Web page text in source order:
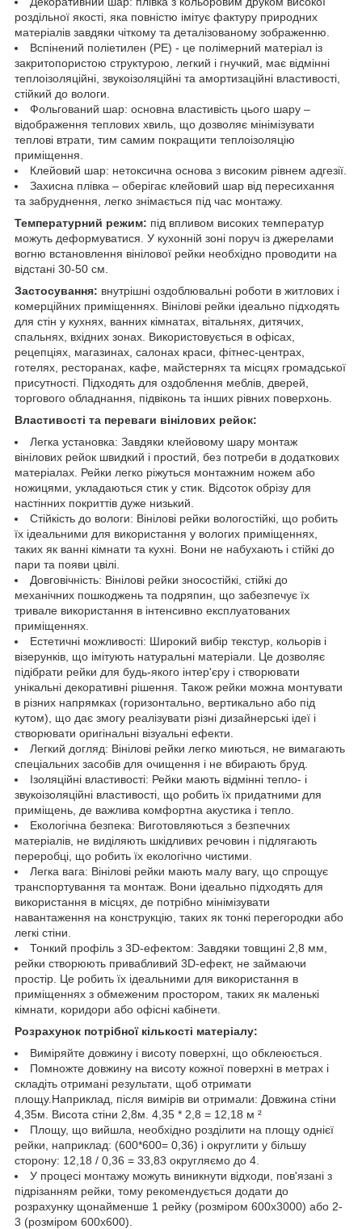
роздільної якості, яка повністю імітує фактуру природних
матеріалів завдяки чіткому та деталізованому зображенню.
Вспінений поліетилен (РЕ) - це полімерний матеріал із
закритопористою структурою, легкий і гнучкий, має відмінні
теплоізоляційні, звукоізоляційні та амортизаційні властивості,
стійкий до вологи.
Фольгований шар: основна властивість цього шару –
відображення теплових хвиль, що дозволяє мінімізувати
теплові втрати, тим самим покращити теплоізоляцію
приміщення.
Клейовий шар: нетоксична основа з високим рівнем адгезії.
Захисна плівка – оберігає клейовий шар від пересихання
та забруднення, легко знімається під час монтажу.
Температурний режим: під впливом високих температур
можуть деформуватися. У кухонній зоні поруч із джерелами
вогню встановлення вінілової рейки необхідно проводити на
відстані 30-50 см.
Застосування: внутрішні оздоблювальні роботи в житлових і
комерційних приміщеннях. Вінілові рейки ідеально підходять
для стін у кухнях, ванних кімнатах, вітальнях, дитячих,
спальнях, вхідних зонах. Використовується в офісах,
рецепціях, магазинах, салонах краси, фітнес-центрах,
готелях, ресторанах, кафе, майстернях та місцях громадської
присутності. Підходять для оздоблення меблів, дверей,
торгового обладнання, підвіконь та інших рівних поверхонь.
Властивості та переваги вінілових рейок:
Легка установка: Завдяки клейовому шару монтаж
вінілових рейок швидкий і простий, без потреби в додаткових
матеріалах. Рейки легко ріжуться монтажним ножем або
ножицями, укладаються стик у стик. Відсоток обрізу для
настінних покриттів дуже низький.
Стійкість до вологи: Вінілові рейки вологостійкі, що робить
їх ідеальними для використання у вологих приміщеннях,
таких як ванні кімнати та кухні. Вони не набухають і стійкі до
пари та появи цвілі.
Довговічність: Вінілові рейки зносостійкі, стійкі до
механічних пошкоджень та подряпин, що забезпечує їх
тривале використання в інтенсивно експлуатованих
приміщеннях.
Естетичні можливості: Широкий вибір текстур, кольорів і
візерунків, що імітують натуральні матеріали. Це дозволяє
підібрати рейки для будь-якого інтер'єру і створювати
унікальні декоративні рішення. Також рейки можна монтувати
в різних напрямках (горизонтально, вертикально або під
кутом), що дає змогу реалізувати різні дизайнерські ідеї і
створювати оригінальні візуальні ефекти.
Легкий догляд: Вінілові рейки легко миються, не вимагають
спеціальних засобів для очищення і не вбирають бруд.
Ізоляційні властивості: Рейки мають відмінні тепло- і
звукоізоляційні властивості, що робить їх придатними для
приміщень, де важлива комфортна акустика і тепло.
Екологічна безпека: Виготовляються з безпечних
матеріалів, не виділяють шкідливих речовин і підлягають
переробці, що робить їх екологічно чистими.
Легка вага: Вінілові рейки мають малу вагу, що спрощує
транспортування та монтаж. Вони ідеально підходять для
використання в місцях, де потрібно мінімізувати
навантаження на конструкцію, таких як тонкі перегородки або
легкі стіни.
Тонкий профіль з 3D-ефектом: Завдяки товщині 2,8 мм,
рейки створюють привабливий 3D-ефект, не займаючи
простір. Це робить їх ідеальними для використання в
приміщеннях з обмеженим простором, таких як маленькі
кімнати, коридори або офісні кабінети.
Розрахунок потрібної кількості матеріалу:
Виміряйте довжину і висоту поверхні, що обклеюється.
Помножте довжину на висоту кожної поверхні в метрах і
складіть отримані результати, щоб отримати
площу.Наприклад, після вимірів ви отримали: Довжина стіни
4,35м. Висота стіни 2,8м. 4,35 * 2,8 = 12,18 м ²
Площу, що вийшла, необхідно розділити на площу однієї
рейки, наприклад: (600*600= 0,36) і округлити у більшу
сторону: 12,18 / 0,36 = 33,83 округляємо до 4.
У процесі монтажу можуть виникнути відходи, пов'язані з
підрізанням рейки, тому рекомендується додати до
розрахунку щонайменше 1 рейку (розміром 600х3000) або 2-
3 (розміром 600х600).